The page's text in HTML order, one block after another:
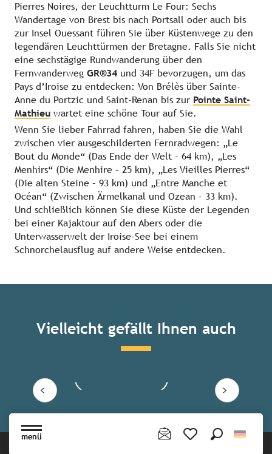
menü
Pierres Noires, der Leuchtturm Le Four: Sechs
Wandertage von Brest bis nach Portsall oder auch bis
zur Insel Ouessant führen Sie über Küstenwege zu den
legendären Leuchttürmen der Bretagne. Falls Sie nicht
eine sechstägige Rundwanderung über den
Fernwanderweg GR®34 und 34F bevorzugen, um das
Pays d’Iroise zu entdecken: Von Brélès über Sainte-
Anne du Portzic und Saint-Renan bis zur Pointe Saint-
Mathieu wartet eine schöne Tour auf Sie.
Wenn Sie lieber Fahrrad fahren, haben Sie die Wahl
zwischen vier ausgeschilderten Fernradwegen: „Le
Bout du Monde“ (Das Ende der Welt – 64 km), „Les
Menhirs“ (Die Menhire – 25 km), „Les Vieilles Pierres“
(Die alten Steine – 93 km) und „Entre Manche et
Océan“ (Zwischen Ärmelkanal und Ozean – 33 km).
Und schließlich können Sie diese Küste der Legenden
bei einer Kajaktour auf den Abers oder die
Unterwasserwelt der Iroise-See bei einem
Schnorchelausflug auf andere Weise entdecken.
Vielleicht gefällt Ihnen auch
Die Rosa-Granit-Küste